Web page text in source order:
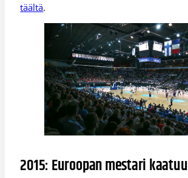
täältä.
2015: Euroopan mestari kaatuu